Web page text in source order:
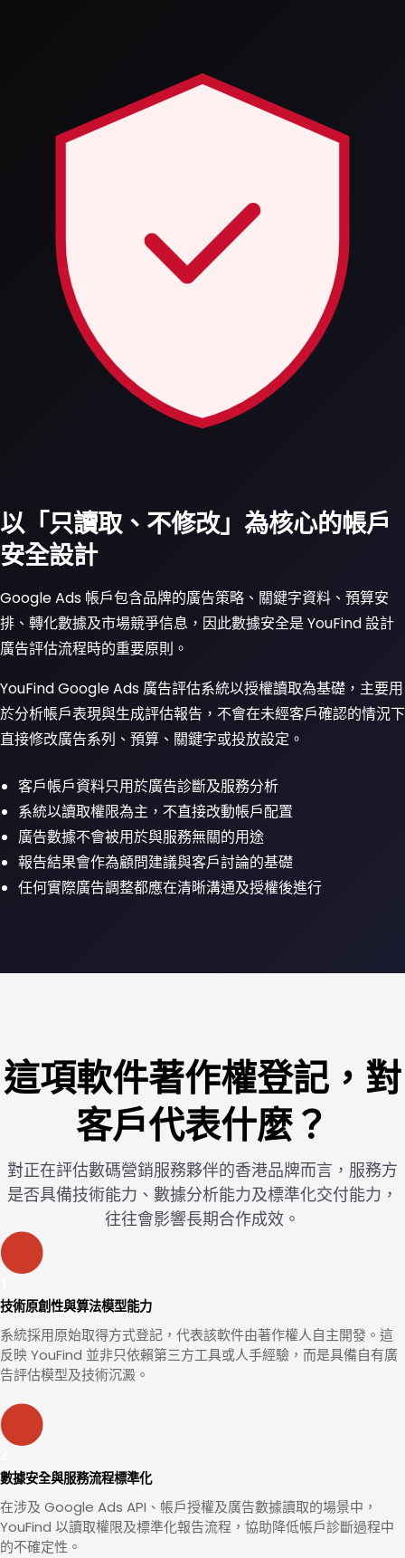
以「只讀取、不修改」為核心的帳戶
安全設計
Google Ads 帳戶包含品牌的廣告策略、關鍵字資料、預算安
排、轉化數據及市場競爭信息，因此數據安全是 YouFind 設計
廣告評估流程時的重要原則。
YouFind Google Ads 廣告評估系統以授權讀取為基礎，主要用
於分析帳戶表現與生成評估報告，不會在未經客戶確認的情況下
直接修改廣告系列、預算、關鍵字或投放設定。
客戶帳戶資料只用於廣告診斷及服務分析
系統以讀取權限為主，不直接改動帳戶配置
廣告數據不會被用於與服務無關的用途
報告結果會作為顧問建議與客戶討論的基礎
任何實際廣告調整都應在清晰溝通及授權後進行
這項軟件著作權登記，對
客戶代表什麼？
對正在評估數碼營銷服務夥伴的香港品牌而言，服務方
是否具備技術能力、數據分析能力及標準化交付能力，
往往會影響長期合作成效。
技術原創性與算法模型能力
系統採用原始取得方式登記，代表該軟件由著作權人自主開發。這
反映 YouFind 並非只依賴第三方工具或人手經驗，而是具備自有廣
告評估模型及技術沉澱。
數據安全與服務流程標準化
在涉及 Google Ads API、帳戶授權及廣告數據讀取的場景中，
YouFind 以讀取權限及標準化報告流程，協助降低帳戶診斷過程中
的不確定性。